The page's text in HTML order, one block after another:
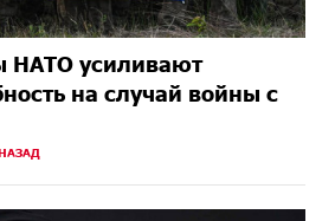
НАТО усиливают
на случай войны с